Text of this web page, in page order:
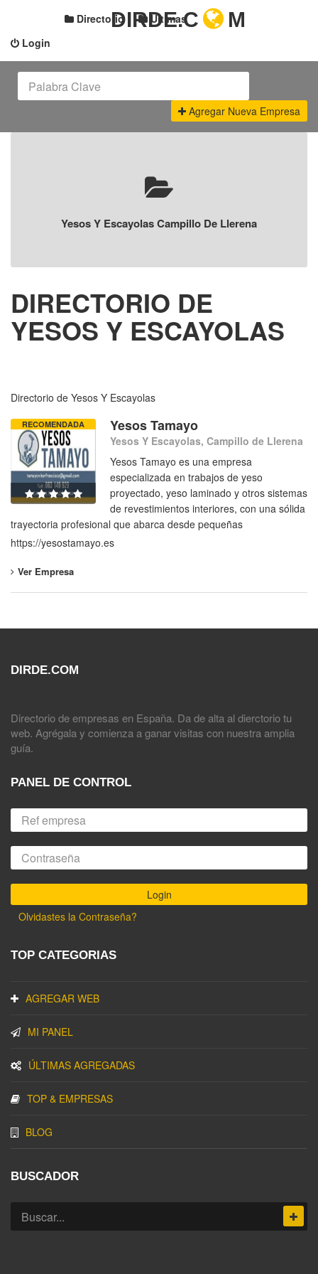
Login
Directorio Últimas
DIRDE.C M
Agregar Nueva Empresa
Yesos Y Escayolas Campillo De Llerena
DIRECTORIO DE
YESOS Y ESCAYOLAS
Directorio de Yesos Y Escayolas
RECOMENDADA Yesos Tamayo
Yesos Y Escayolas, Campillo de Llerena
Yesos Tamayo es una empresa
especializada en trabajos de yeso
proyectado, yeso laminado y otros sistemas
de revestimientos interiores, con una sólida
trayectoria profesional que abarca desde pequeñas
https://yesostamayo.es
Ver Empresa
DIRDE.COM
Directorio de empresas en España. Da de alta al dierctorio tu
web. Agrégala y comienza a ganar visitas con nuestra amplia
guía.
PANEL DE CONTROL
Olvidastes la Contraseña?
TOP CATEGORIAS
AGREGAR WEB
MI PANEL
ÚLTIMAS AGREGADAS
TOP & EMPRESAS
BLOG
BUSCADOR